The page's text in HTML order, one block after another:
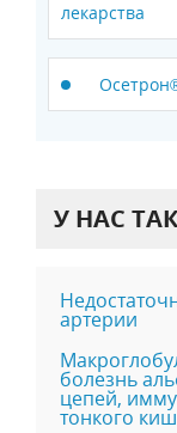
лекарства
У НАС
артерии
болезнь
цепей,
тонкого